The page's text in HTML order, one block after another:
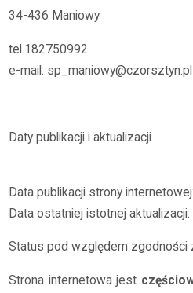
34-436 Maniowy
tel.182750992
e-mail: sp_maniowy@czorsztyn.pl
Daty publikacji i aktualizacji
Data publikacji strony
Data ostatniej istotnej aktualizacji:
Status pod względem zgodności
Strona internetowa jest